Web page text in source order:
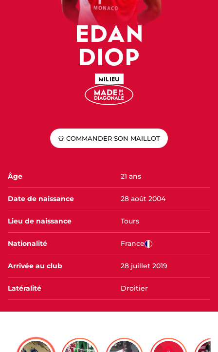
EDAN
DIOP
MILIEU
👕 COMMANDER SON MAILLOT
Âge 21 ans
Date de naissance 28 août 2004
Lieu de naissance Tours
Nationalité France
Arrivée au club 28 juillet 2019
Latéralité Droitier